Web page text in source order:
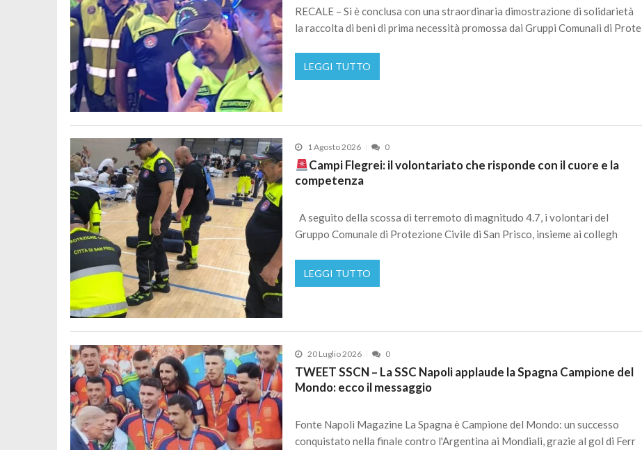
RECALE – Si è conclusa con una straordinaria dimostrazione di solidarietà
la raccolta di beni di prima necessità promossa dai Gruppi Comunali di Prote
LEGGI TUTTO
1 Agosto 2026 0
Campi Flegrei: il volontariato che risponde con il cuore e la
competenza
A seguito della scossa di terremoto di magnitudo 4.7, i volontari del
Gruppo Comunale di Protezione Civile di San Prisco, insieme ai collegh
LEGGI TUTTO
20 Luglio 2026 0
TWEET SSCN – La SSC Napoli applaude la Spagna Campione del
Mondo: ecco il messaggio
Fonte Napoli Magazine La Spagna è Campione del Mondo: un successo
conquistato nella finale contro l'Argentina ai Mondiali, grazie al gol di Ferr